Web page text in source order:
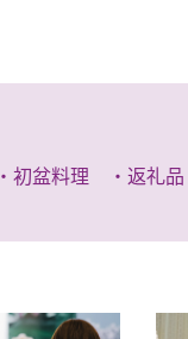
・初盆料理 ・返礼